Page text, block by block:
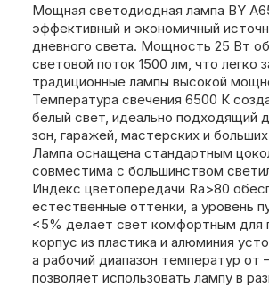
Мощная светодиодная лампа BY
эффективный и экономичный
дневного света. Мощность 25 Вт
световой поток 1500 лм, что легко
традиционные лампы высокой
Температура свечения 6500 К
белый свет, идеально подходящий
зон, гаражей, мастерских и
Лампа оснащена стандартным
совместима с большинством
Индекс цветопередачи Ra>80
естественные оттенки, а уровень
<5% делает свет комфортным для
корпус из пластика и алюминия
а рабочий диапазон температур от
позволяет использовать лампу в